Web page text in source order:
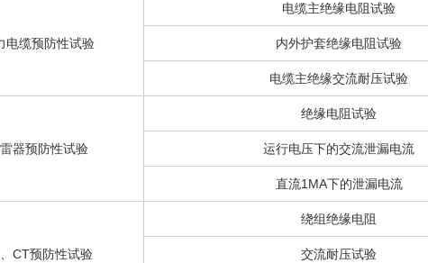
电缆预防性试验
电缆主绝缘电阻试验
内外护套绝缘电阻试验
电缆主绝缘交流耐压试验
器预防性试验
绝缘电阻试验
运行电压下的交流泄漏电流
直流1MA下的泄漏电流
CT预防性试验
绕组绝缘电阻
交流耐压试验